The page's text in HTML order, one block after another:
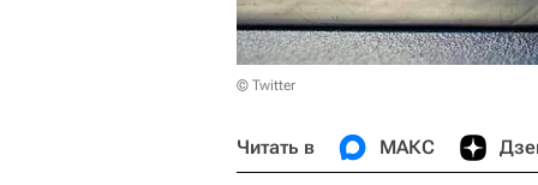
© Twitter
Читать в МАКС